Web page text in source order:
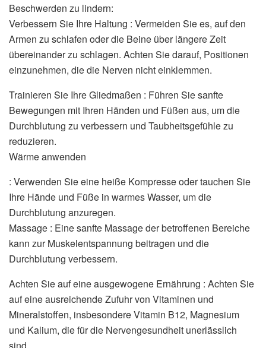
Beschwerden zu lindern:
Verbessern Sie Ihre Haltung : Vermeiden Sie es, auf den
Armen zu schlafen oder die Beine über längere Zeit
übereinander zu schlagen. Achten Sie darauf, Positionen
einzunehmen, die die Nerven nicht einklemmen.
Trainieren Sie Ihre Gliedmaßen : Führen Sie sanfte
Bewegungen mit Ihren Händen und Füßen aus, um die
Durchblutung zu verbessern und Taubheitsgefühle zu
reduzieren.
Wärme anwenden
: Verwenden Sie eine heiße Kompresse oder tauchen Sie
Ihre Hände und Füße in warmes Wasser, um die
Durchblutung anzuregen.
Massage : Eine sanfte Massage der betroffenen Bereiche
kann zur Muskelentspannung beitragen und die
Durchblutung verbessern.
Achten Sie auf eine ausgewogene Ernährung : Achten Sie
auf eine ausreichende Zufuhr von Vitaminen und
Mineralstoffen, insbesondere Vitamin B12, Magnesium
und Kalium, die für die Nervengesundheit unerlässlich
sind.